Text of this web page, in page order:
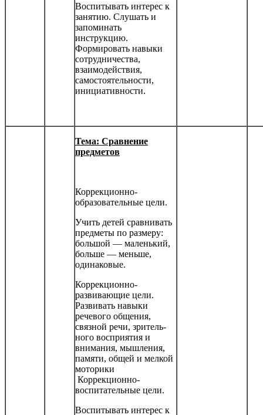
Воспитывать интерес к
занятию. Слушать и
запоминать
инструкцию.
Формировать навыки
сотрудничества,
взаимодействия,
самостоятельности,
инициатив­ности.
Тема: Сравнение
предметов
Коррекционно-
образовательные цели.
Учить детей сравнивать
предметы по размеру:
боль­шой — маленький,
больше — меньше,
одинаковые.
Коррекционно-
развивающие цели.
Развивать навыки
речевого общения,
связной речи, зритель­
ного восприятия и
внимания, мышления,
памяти, общей и мелкой
моторики
Коррекционно-
воспитательные цели.
Воспитывать интерес к